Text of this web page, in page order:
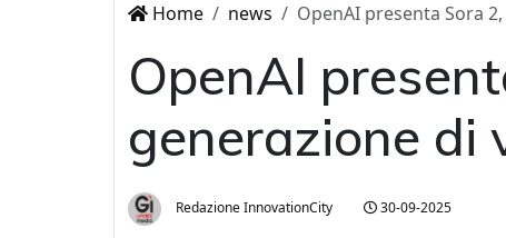
Home news OpenAI presenta Sora
OpenAI
generazione di
Redazione InnovationCity 30-09-2025